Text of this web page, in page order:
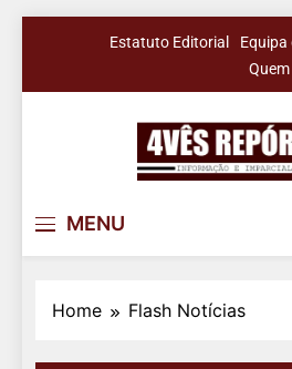
Estatuto Editorial Equipa
MENU
Home Flash Notícias